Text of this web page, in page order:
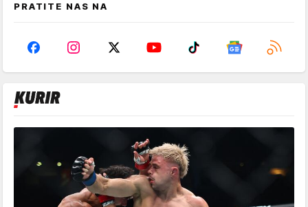
PRATITE NAS NA